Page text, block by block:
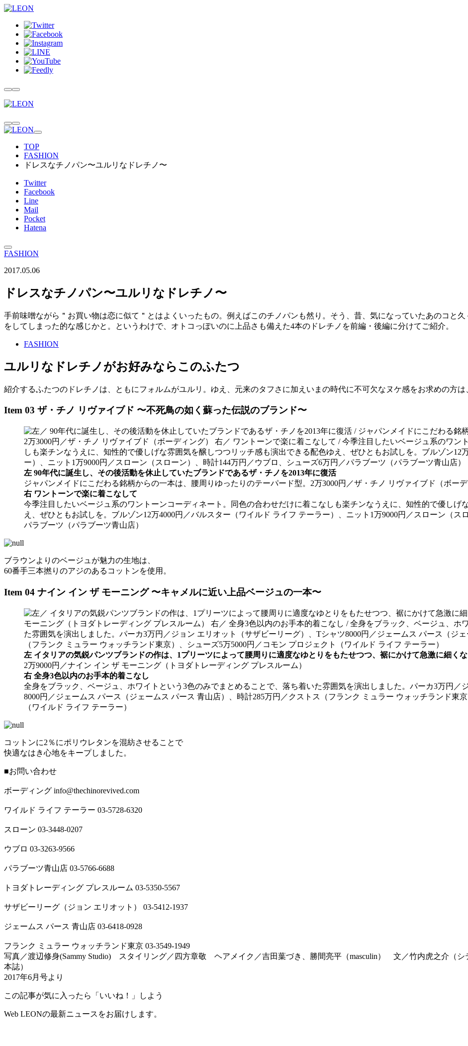
TOP
FASHION
ドレスなチノパン〜ユルリなドレチノ〜
Twitter
Facebook
Line
Mail
Pocket
Hatena
FASHION
2017.05.06
ドレスなチノパン〜ユルリなドレチノ〜
手前味噌ながら＂お買い物は恋に似て＂とはよくいったもの。例えばこのチノパンも然り。そう、昔、気になっていたあのコと
をしてしまった的な感じかと。というわけで、オトコっぽいのに上品さも備えた4本のドレチノを前編・後編に分けてご紹介。
FASHION
ユルリなドレチノがお好みならこのふたつ
紹介するふたつのドレチノは、ともにフォルムがユルリ。ゆえ、元来のタフさに加えいまの時代に不可欠なヌケ感をお求めの方は
Item 03 ザ・チノ リヴァイブド 〜不死鳥の如く蘇った伝説のブランド〜
左 90年代に誕生し、その後活動を休止していたブランドであるザ・チノを2013年に復活
ジャパンメイドにこだわる銘柄からの一本は、腰周りゆったりのテーパード型。2万3000円／ザ・チノ リヴァイブド（ボーデ
右 ワントーンで楽に着こなして
今季注目したいベージュ系のワントーンコーディネート。同色の合わせだけに着こなしも楽チンなうえに、知性的で優しげ
え、ぜひともお試しを。ブルゾン12万4000円／バルスター（ワイルド ライフ テーラー）、ニット1万9000円／スローン（ス
パラブーツ（パラブーツ青山店）
ブラウンよりのベージュが魅力の生地は、
60番手三本撚りのアジのあるコットンを使用。
Item 04 ナイン イン ザ モーニング 〜キャメルに近い上品ベージュの一本〜
左 イタリアの気鋭パンツブランドの作は、1プリーツによって腰周りに適度なゆとりをもたせつつ、裾にかけて急激に細く
2万9000円／ナイン イン ザ モーニング（トヨダトレーディング プレスルーム）
右 全身3色以内のお手本的着こなし
全身をブラック、ベージュ、ホワイトという3色のみでまとめることで、落ち着いた雰囲気を演出しました。パーカ3万円／
8000円／ジェームス パース（ジェームス パース 青山店）、時計285万円／クストス（フランク ミュラー ウォッチランド東
（ワイルド ライフ テーラー）
コットンに2％にポリウレタンを混紡させることで
快適なはき心地をキープしました。
■お問い合わせ
ボーディング info@thechinorevived.com
ワイルド ライフ テーラー 03-5728-6320
スローン 03-3448-0207
ウブロ 03-3263-9566
パラブーツ青山店 03-5766-6688
トヨダトレーディング プレスルーム 03-5350-5567
サザビーリーグ（ジョン エリオット） 03-5412-1937
ジェームス パース 青山店 03-6418-0928
フランク ミュラー ウォッチランド東京 03-3549-1949
写真／渡辺修身(Sammy Studio) スタイリング／四方章敬 ヘアメイク／吉田葉づき、勝間亮平（masculin） 文／竹内虎之介（シ
本誌）
2017年6月号より
この記事が気に入ったら「いいね！」しよう
Web LEONの最新ニュースをお届けします。